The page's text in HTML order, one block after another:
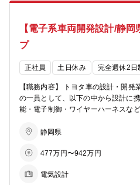
【電子系車両開発設計/静
プ
正社員 土日休み 完全週休2日
【職務内容】 トヨタ車の設計・開発
の一員として、以下の中から設計に
能・電子制御・ワイヤーハーネスな
予防安全部品、クルマの電子性能を保証する評価 【
様が見て触れる部品を設計すること
ます。
静岡県
477万円〜942万円
電気設計